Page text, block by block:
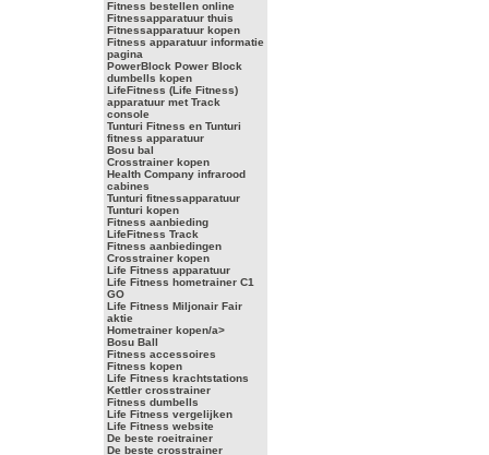
Fitness bestellen online
Fitnessapparatuur thuis
Fitnessapparatuur kopen
Fitness apparatuur informatie
pagina
PowerBlock Power Block
dumbells kopen
LifeFitness (Life Fitness)
apparatuur met Track
console
Tunturi Fitness en Tunturi
fitness apparatuur
Bosu bal
Crosstrainer kopen
Health Company infrarood
cabines
Tunturi fitnessapparatuur
Tunturi kopen
Fitness aanbieding
LifeFitness Track
Fitness aanbiedingen
Crosstrainer kopen
Life Fitness apparatuur
Life Fitness hometrainer C1
GO
Life Fitness Miljonair Fair
aktie
Hometrainer kopen/a>
Bosu Ball
Fitness accessoires
Fitness kopen
Life Fitness krachtstations
Kettler crosstrainer
Fitness dumbells
Life Fitness vergelijken
Life Fitness website
De beste roeitrainer
De beste crosstrainer